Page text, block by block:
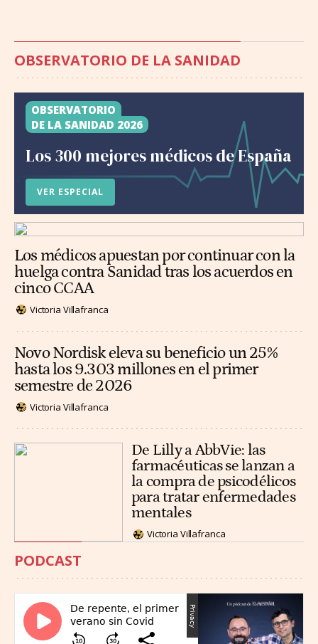
OBSERVATORIO DE LA SANIDAD
OBSERVATORIO
DE LA SANIDAD 2026
Los 300 mejores médicos de España
VER ESPECIAL
Los médicos apuestan por continuar con la
huelga contra Sanidad tras los acuerdos en
cinco CCAA
Victoria Villafranca
Novo Nordisk eleva su beneficio un 25%
hasta los 9.303 millones en el primer
semestre de 2026
Victoria Villafranca
De Lilly a AbbVie: las
farmacéuticas se lanzan a
la compra de psicodélicos
para tratar enfermedades
mentales
Victoria Villafranca
PODCAST